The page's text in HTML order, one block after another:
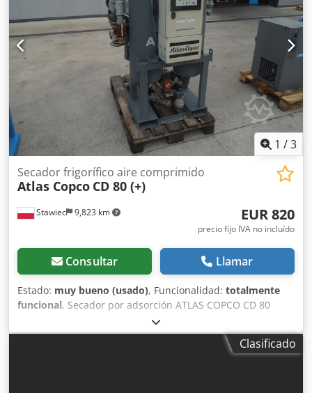
funcionamiento: 108252 h -Horas de carga: 30754 h -Año
de fabricación: 2003 -Dimensiones: 1850/850/H1900 mm -
Peso: 592 kg
1 /3
Stawiec 9,823 km
Secador frigorífico aire comprimido
Atlas Copco CD 80 (+)
EUR 820
precio fijo IVA no incluído
Consultar Llamar
Estado: muy bueno (usado), Funcionalidad: totalmente
funcional, Secador por adsorción ATLAS COPCO CD 80
Datos técnicos: caudal: 4800 l/min; secador en perfecto
estado de funcionamiento; precio neto: 3500 PLN
Crsdpfxozm Ip Rj Andof precio bruto: 4305 PLN Clasificado